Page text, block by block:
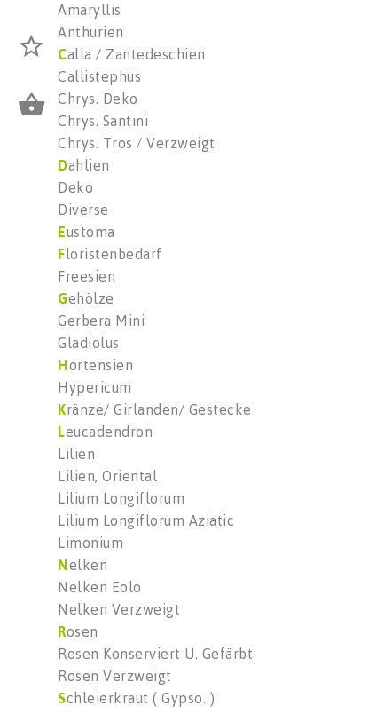
Amaryllis
Anthurien
Calla / Zantedeschien
Callistephus
Chrys. Deko
Chrys. Santini
Chrys. Tros / Verzweigt
Dahlien
Deko
Diverse
Eustoma
Floristenbedarf
Freesien
Gehölze
Gerbera Mini
Gladiolus
Hortensien
Hypericum
Kränze/ Girlanden/ Gestecke
Leucadendron
Lilien
Lilien, Oriental
Lilium Longiflorum
Lilium Longiflorum Aziatic
Limonium
Nelken
Nelken Eolo
Nelken Verzweigt
Rosen
Rosen Konserviert U. Gefärbt
Rosen Verzweigt
Schleierkraut ( Gypso. )